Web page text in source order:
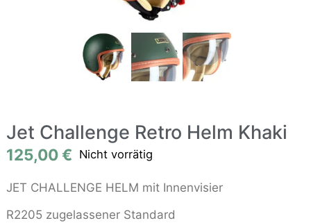
Jet Challenge Retro Helm Khaki
125,00€ Nicht vorrätig
JET CHALLENGE HELM mit Innenvisier
R2205 zugelassener Standard